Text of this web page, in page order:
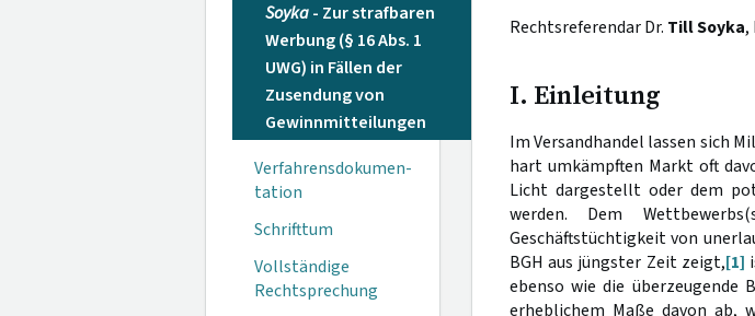
Soyka- Zur strafbaren
Werbung (§ 16 Abs. 1
UWG) in Fällen der
Zusendung von
Gewinnmitteilungen
Verfahrensdokumen­
tation
Schrifttum
Vollständige
Rechtsprechung
Rechtsreferendar Dr. Till Soyka,
I. Einleitung
Im Versandhandel lassen sich
hart umkämpften Markt oft
Licht dargestellt oder dem
werden. Dem
Geschäftstüchtigkeit von
BGH aus jüngster Zeit zeigt,[1]
ebenso wie die
erheblichem Maße davon ab,